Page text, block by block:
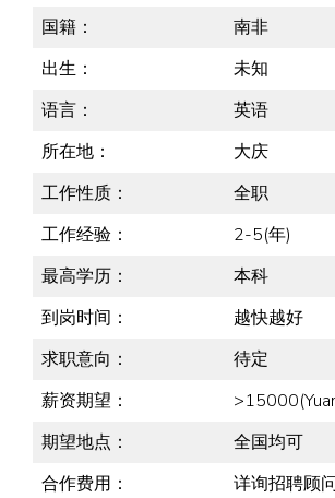
国籍：
南非
出生：
未知
语言：
英语
所在地：
大庆
工作性质：
全职
工作经验：
2-5(年)
最高学历：
本科
到岗时间：
越快越好
求职意向：
待定
薪资期望：
期望地点：
全国均可
合作费用：
详询招聘顾